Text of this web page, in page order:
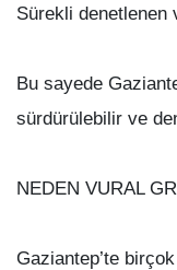
Sürekli denetlenen
Bu sayede
sürdürülebilir ve
NEDEN VURAL
Gaziantep’te